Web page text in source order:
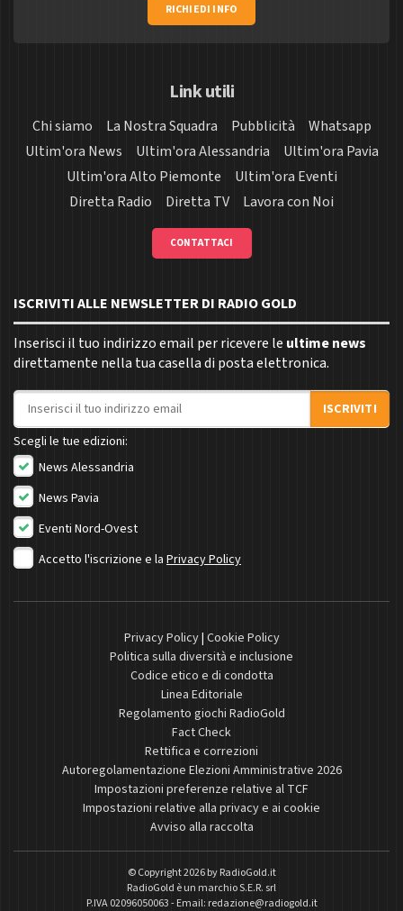
RICHIEDI INFO
Link utili
Chi siamo La Nostra Squadra Pubblicità
Whatsapp
Ultim'ora News
Ultim'ora Alessandria
Ultim'ora Pavia
Ultim'ora Alto Piemonte
Ultim'ora Eventi
Diretta Radio
Diretta TV Lavora con Noi
CONTATTACI
ISCRIVITI ALLE NEWSLETTER DI RADIO GOLD
Inserisci il tuo indirizzo email per ricevere le ultime news
direttamente nella tua casella di posta elettronica.
Indirizzo email
ISCRIVITI
Scegli le tue edizioni:
News Alessandria
News Pavia
Eventi Nord-Ovest
Accetto l'iscrizione e la Privacy Policy
Privacy Policy| Cookie Policy
Politica sulla diversità e inclusione
Codice etico e di condotta
Linea Editoriale
Regolamento giochi RadioGold
Fact Check
Rettifica e correzioni
Autoregolamentazione Elezioni Amministrative 2026
Impostazioni preferenze relative al TCF
Impostazioni relative alla privacy e ai cookie
Avviso alla raccolta
© Copyright 2026 byRadioGold.it
RadioGold è un marchio S.E.R. srl
P.IVA 02096050063 - Email: redazione@radiogold.it